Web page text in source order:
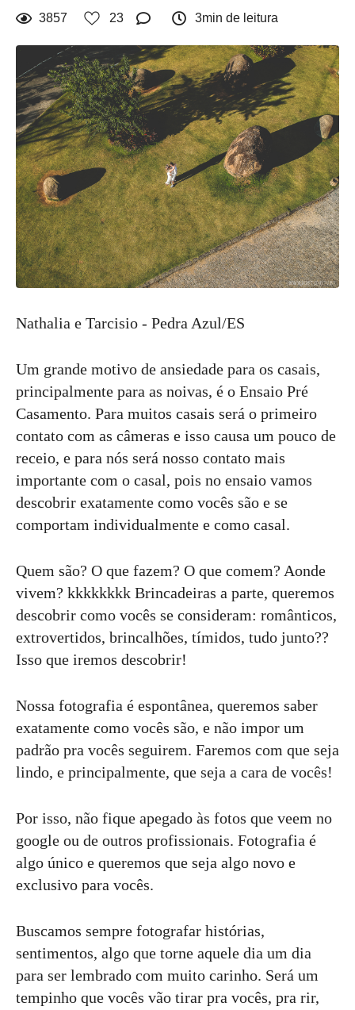
3857 23 3min de leitura
Nathalia e Tarcisio - Pedra Azul/ES
Um grande motivo de ansiedade para os casais,
principalmente para as noivas, é o Ensaio Pré
Casamento. Para muitos casais será o primeiro
contato com as câmeras e isso causa um pouco de
receio, e para nós será nosso contato mais
importante com o casal, pois no ensaio vamos
descobrir exatamente como vocês são e se
comportam individualmente e como casal.
Quem são? O que fazem? O que comem? Aonde
vivem? kkkkkkkk Brincadeiras a parte, queremos
descobrir como vocês se consideram: românticos,
extrovertidos, brincalhões, tímidos, tudo junto??
Isso que iremos descobrir!
Nossa fotografia é espontânea, queremos saber
exatamente como vocês são, e não impor um
padrão pra vocês seguirem. Faremos com que seja
lindo, e principalmente, que seja a cara de vocês!
Por isso, não fique apegado às fotos que veem no
google ou de outros profissionais. Fotografia é
algo único e queremos que seja algo novo e
exclusivo para vocês.
Buscamos sempre fotografar histórias,
sentimentos, algo que torne aquele dia um dia
para ser lembrado com muito carinho. Será um
tempinho que vocês vão tirar pra vocês, pra rir,